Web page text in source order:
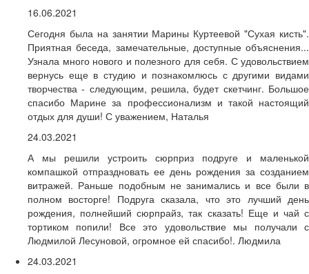
16.06.2021
Сегодня была на занятии Марины Куртеевой "Сухая кисть".
Приятная беседа, замечательные, доступные объяснения...
Узнала много нового и полезного для себя. С удовольствием
вернусь еще в студию и познакомлюсь с другими видами
творчества - следующим, решила, будет скетчинг. Большое
спасибо Марине за профессионализм и такой настоящий
отдых для души! С уважением, Наталья
24.03.2021
А мы решили устроить сюрприз подруге и маленькой
компашкой отпраздновать ее день рождения за созданием
витражей. Раньше подобным не занимались и все были в
полном восторге! Подруга сказала, что это лучший день
рождения, полнейший сюрпрайз, так сказать! Еще и чай с
тортиком попили! Все это удовольствие мы получали с
Людмилой Лесуновой, огромное ей спасибо!. Людмила
24.03.2021